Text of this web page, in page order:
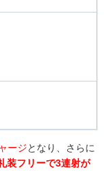
ージとなり、さらに
装フリーで3連射が